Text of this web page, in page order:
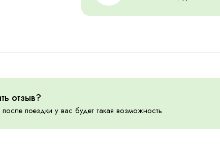
отзыв?
после поездки у вас будет такая возможность